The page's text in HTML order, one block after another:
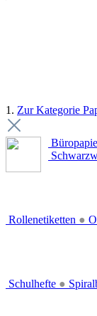
1. Zur Kategorie
Rollenetiketten ●
Schulhefte ●